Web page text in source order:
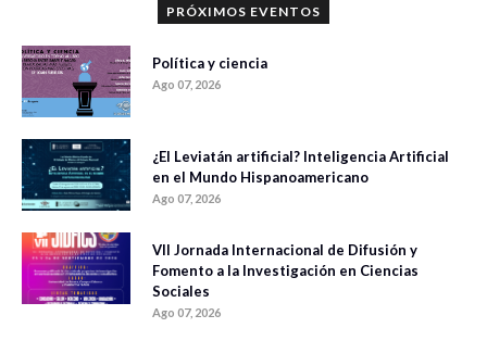
PRÓXIMOS EVENTOS
Política y ciencia
Ago 07, 2026
¿El Leviatán artificial? Inteligencia Artificial
en el Mundo Hispanoamericano
Ago 07, 2026
VII Jornada Internacional de Difusión y
Fomento a la Investigación en Ciencias
Sociales
Ago 07, 2026